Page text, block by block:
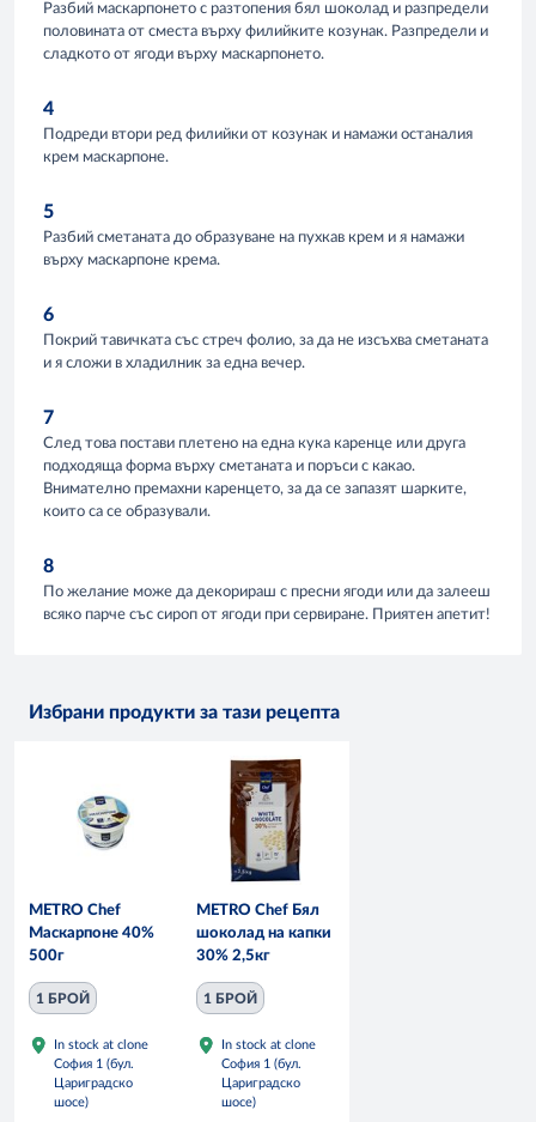
Разбий маскарпонето с разтопения бял шоколад и разпредели
половината от сместа върху филийките козунак. Разпредели и
сладкото от ягоди върху маскарпонето.
4
Подреди втори ред филийки от козунак и намажи останалия
крем маскарпоне.
5
Разбий сметаната до образуване на пухкав крем и я намажи
върху маскарпоне крема.
6
Покрий тавичката със стреч фолио, за да не изсъхва сметаната
и я сложи в хладилник за една вечер.
7
След това постави плетено на една кука каренце или друга
подходяща форма върху сметаната и поръси с какао.
Внимателно премахни каренцето, за да се запазят шарките,
които са се образували.
8
По желание може да декорираш с пресни ягоди или да залееш
всяко парче със сироп от ягоди при сервиране. Приятен апетит!
Избрани продукти за тази рецепта
METRO Chef
Маскарпоне 40%
500г
1 БРОЙ
In stock at clone
София 1 (бул.
Цариградско
шосе)
METRO Chef Бял
шоколад на капки
30% 2,5кг
1 БРОЙ
In stock at clone
София 1 (бул.
Цариградско
шосе)